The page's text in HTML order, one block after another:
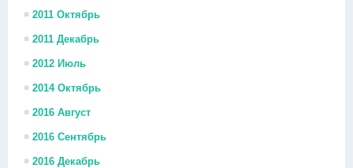
2011 Октябрь
2011 Декабрь
2012 Июль
2014 Октябрь
2016 Август
2016 Сентябрь
2016 Декабрь